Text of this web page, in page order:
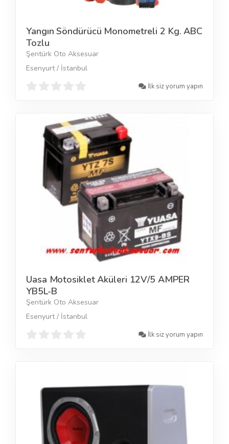
Yangın Söndürücü Monometreli 2 Kg. ABC
Tozlu
Şentürk Oto Aksesuar
Esenyurt / İstanbul
İlk siz yorum yapın
Uasa Motosiklet Aküleri 12V/5 AMPER
YB5L-B
Şentürk Oto Aksesuar
Esenyurt / İstanbul
İlk siz yorum yapın